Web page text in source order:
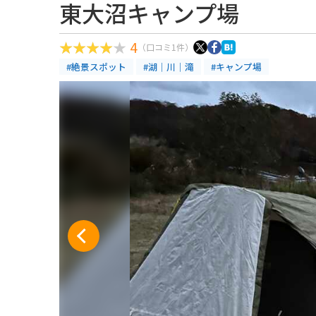
東大沼キャンプ場
4 （口コミ1件）
#絶景スポット #湖｜川｜滝 #キャンプ場